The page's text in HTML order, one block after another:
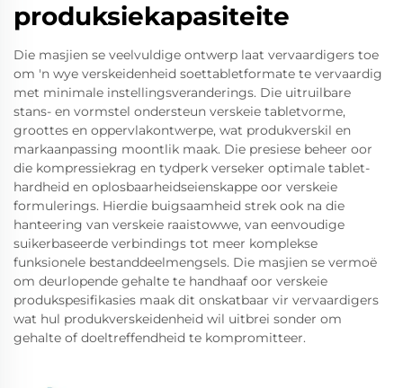
produksiekapasiteite
Die masjien se veelvuldige ontwerp laat vervaardigers toe
om 'n wye verskeidenheid soettabletformate te vervaardig
met minimale instellingsveranderings. Die uitruilbare
stans- en vormstel ondersteun verskeie tabletvorme,
groottes en oppervlakontwerpe, wat produkverskil en
markaanpassing moontlik maak. Die presiese beheer oor
die kompressiekrag en tydperk verseker optimale tablet-
hardheid en oplosbaarheidseienskappe oor verskeie
formulerings. Hierdie buigsaamheid strek ook na die
hanteering van verskeie raaistowwe, van eenvoudige
suikerbaseerde verbindings tot meer komplekse
funksionele bestanddeelmengsels. Die masjien se vermoë
om deurlopende gehalte te handhaaf oor verskeie
produkspesifikasies maak dit onskatbaar vir vervaardigers
wat hul produkverskeidenheid wil uitbrei sonder om
gehalte of doeltreffendheid te kompromitteer.